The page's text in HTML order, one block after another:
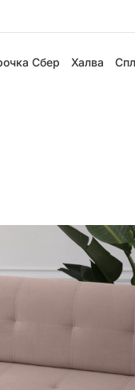
Сбер Халва